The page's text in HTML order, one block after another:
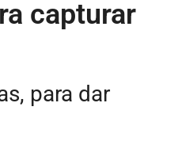
capturar
para dar